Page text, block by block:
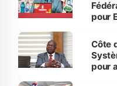
pour
Côte
pour